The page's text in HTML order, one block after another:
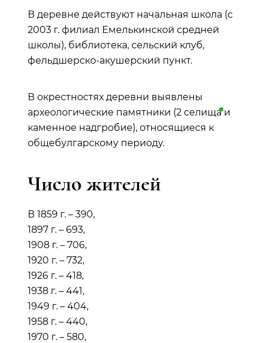
В деревне действуют начальная школа (с
2003 г. филиал Емелькинской средней
школы), библиотека, сельский клуб,
фельдшерско-акушерский пункт.
В окрестностях деревни выявлены
археологические памятники (2 селищаи
каменное надгробие), относящиеся к
общебулгарскому периоду.
Число жителей
В 1859 г. – 390,
1897 г. – 693,
1908 г. – 706,
1920 г. – 732,
1926 г. – 418,
1938 г. – 441,
1949 г. – 404,
1958 г. – 440,
1970 г. – 580,